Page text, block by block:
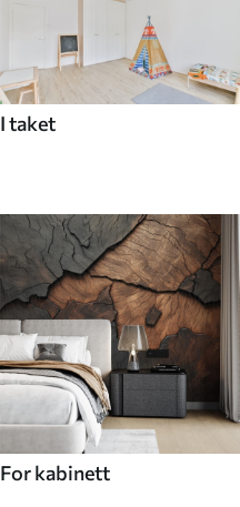
I taket
For kabinett